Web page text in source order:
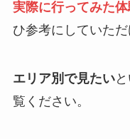
実際に行ってみた
ひ参考にしていただ
エリア別で見たい
覧ください。